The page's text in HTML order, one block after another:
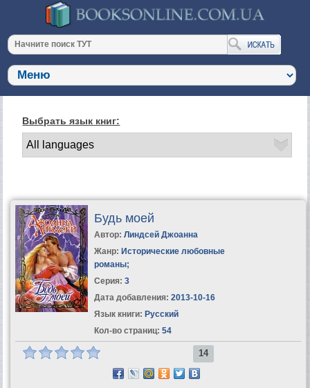
Выбрать язык книг:
Будь моей
Автор: Линдсей Джоанна
Жанр: Исторические любовные
романы;
Серия: 3
Дата добавления: 2013-10-16
Язык книги: Русский
Кол-во страниц: 54
14